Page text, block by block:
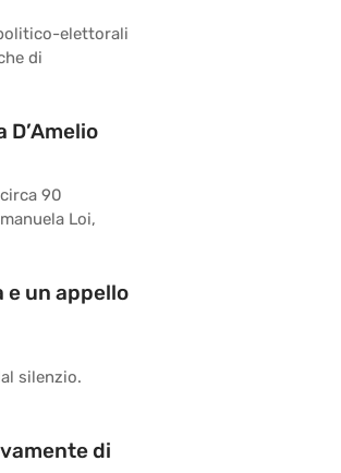
elettorali
di
90
Loi,
e un appello
silenzio.
di